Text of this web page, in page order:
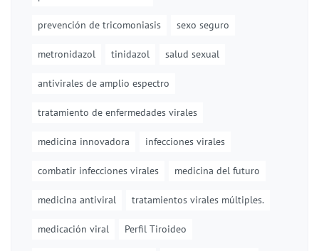
prevención de tricomoniasis sexo seguro
metronidazol tinidazol salud sexual
antivirales de amplio espectro
tratamiento de enfermedades virales
medicina innovadora infecciones virales
combatir infecciones virales medicina del futuro
medicina antiviral tratamientos virales múltiples.
medicación viral Perfil Tiroideo